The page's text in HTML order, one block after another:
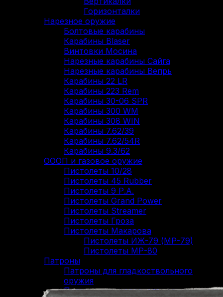
Горизонталки
Нарезное оружие
Болтовые карабины
Карабины Blaser
Винтовки Мосина
Нарезные карабины Сайга
Нарезные карабины Вепрь
Карабины 22 LR
Карабины 223 Rem
Карабины 30-06 SPR
Карабины 300 WM
Карабины 308 WIN
Карабины 7.62/39
Карабины 7.62/54R
Карабины 9.3/62
ОООП и газовое оружие
Пистолеты 10/28
Пистолеты 45 Rubber
Пистолеты 9 Р.А.
Пистолеты Grand Power
Пистолеты Streamer
Пистолеты Гроза
Пистолеты Макарова
Пистолеты ИЖ-79 (МР-79)
Пистолеты МР-80
Патроны
Патроны для гладкоствольного
оружия
Патроны для нарезного оружия